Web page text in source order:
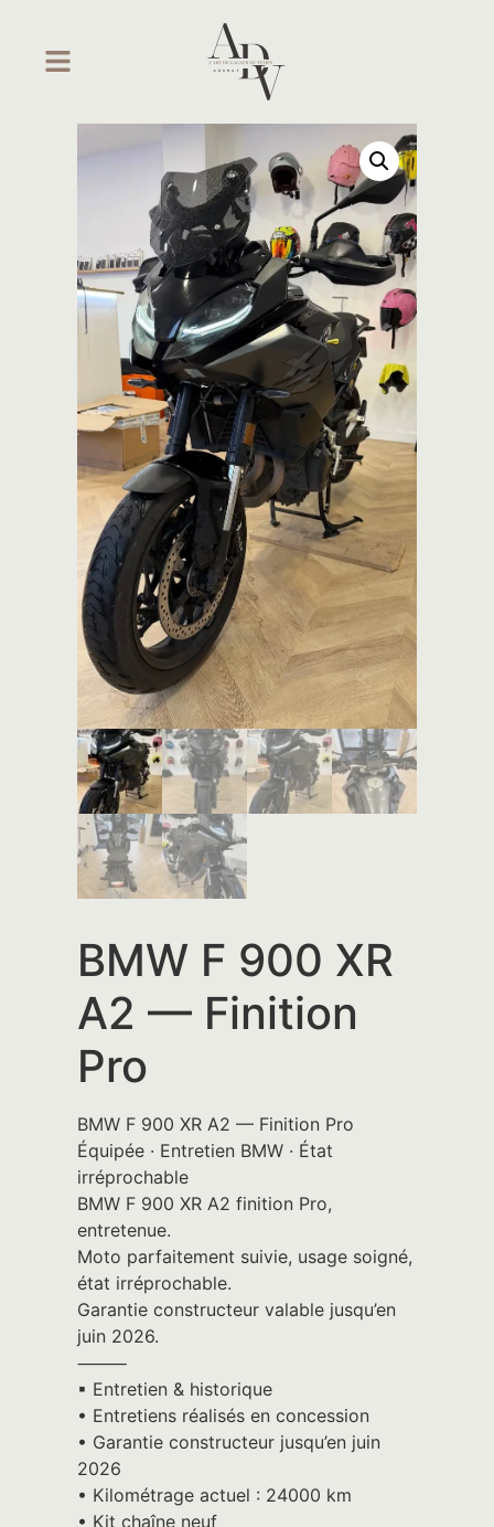
BMW F 900 XR
A2 — Finition
Pro
BMW F 900 XR A2 — Finition Pro
Équipée · Entretien BMW · État
irréprochable
BMW F 900 XR A2 finition Pro,
entretenue.
Moto parfaitement suivie, usage soigné,
état irréprochable.
Garantie constructeur valable jusqu’en
juin 2026.
⸻
▪︎ Entretien & historique
• Entretiens réalisés en concession
• Garantie constructeur jusqu’en juin
2026
• Kilométrage actuel : 24000 km
• Kit chaîne neuf